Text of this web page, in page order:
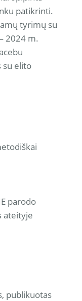
patikrinti.
tyrimų su
2024 m.
su elito
parodo
ateityje
publikuotas